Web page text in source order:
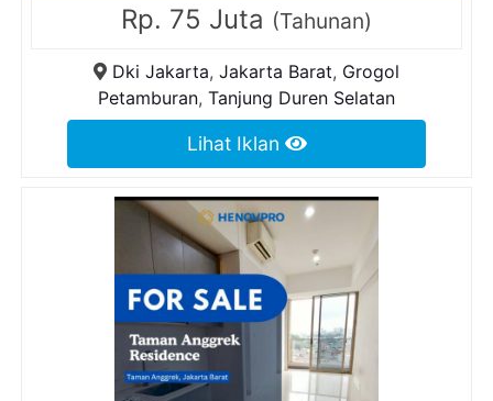
Rp. 75 Juta (Tahunan)
Dki Jakarta, Jakarta Barat, Grogol
Petamburan, Tanjung Duren Selatan
Lihat Iklan